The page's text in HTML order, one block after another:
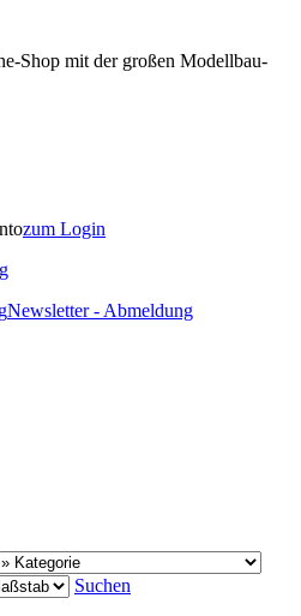
Shop mit der großen Modellbau-
zum Login
Newsletter - Abmeldung
Suchen